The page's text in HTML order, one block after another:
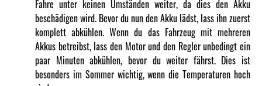
Fahre unter keinen Umständen weiter, da dies den Akku
beschädigen wird. Bevor du nun den Akku lädst, lass ihn zuerst
komplett abkühlen. Wenn du das Fahrzeug mit mehreren
Akkus betreibst, lass den Motor und den Regler unbedingt ein
paar Minuten abkühlen, bevor du weiter fährst. Dies ist
besonders im Sommer wichtig, wenn die Temperaturen hoch